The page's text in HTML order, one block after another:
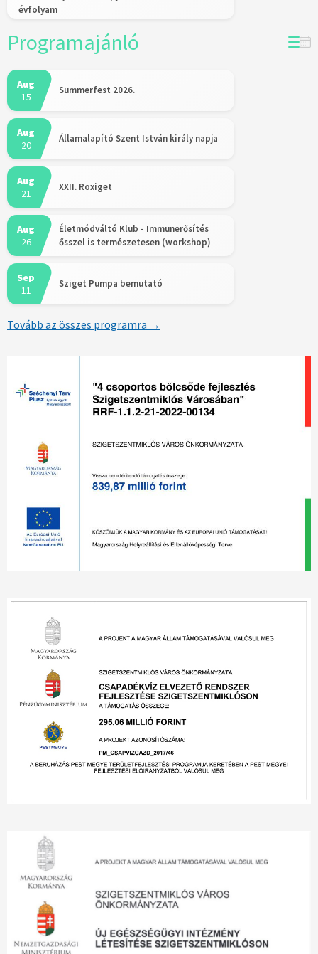
évfolyam
Programajánló
Aug
15
Summerfest 2026.
Aug
20
Államalapító Szent István király napja
Aug
21
XXII. Roxiget
Aug
26
Életmódváltó Klub - Immunerősítés
ősszel is természetesen (workshop)
Sep
11
Sziget Pumpa bemutató
Tovább az összes programra →